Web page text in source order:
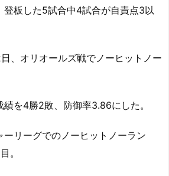
登板した5試合中4試合が自責点3以
、オリオールズ戦でノーヒットノー
を4勝2敗、防御率3.86にした。
ーリーグでのノーヒットノーラン
。